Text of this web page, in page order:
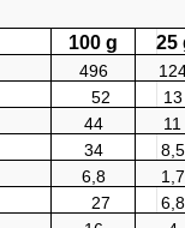
100 g 25
496
52
13
44
11
34
8,5
6,8
1,7
27
6,8